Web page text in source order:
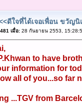
ดีใจที่ได้เจอเพื่อน ขวัญนิ
เมื่อ:28 กันยายน 2553,
to have
information for
all of you...so far
...TGV from